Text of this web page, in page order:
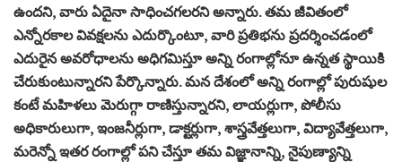
ఉందని, వారు ఏదైనా సాధించగలరని అన్నారు. తమ జీవితంలో
ఎన్నోరకాల వివక్షలను ఎదుర్కొంటూ, వారి ప్రతిభను ప్రదర్శించడంలో
ఎదురైన అవరోధాలను అధిగమిస్తూ అన్ని రంగాల్లోనూ ఉన్నత స్థాయికి
చేరుకుంటున్నారని పేర్కొన్నారు. మన దేశంలో అన్ని రంగాల్లో పురుషుల
కంటే మహిళలు మెరుగ్గా రాణిస్తున్నారని, లాయర్లుగా, పోలీసు
అధికారులుగా, ఇంజనీర్లుగా, డాక్టర్లుగా, శాస్త్రవేత్తలుగా, విద్యావేత్తలుగా,
మరెన్నో ఇతర రంగాల్లో పని చేస్తూ తమ విజ్ఞానాన్ని, నైపుణ్యాన్ని